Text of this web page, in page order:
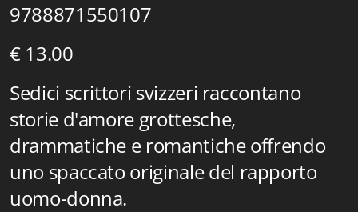
9788871550107
€ 13.00
Sedici scrittori svizzeri raccontano
storie d'amore grottesche,
drammatiche e romantiche offrendo
uno spaccato originale del rapporto
uomo-donna.
Oltre le frontiere
Storia
Spyra
Testi scolastici
Fidia edizioni d'arte